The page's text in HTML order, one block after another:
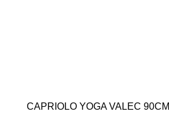
CAPRIOLO YOGA VALEC 90CM